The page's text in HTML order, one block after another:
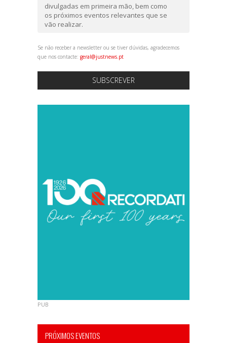
divulgadas em primeira mão, bem como
os próximos eventos relevantes que se
vão realizar.
Se não receber a newsletter ou se tiver dúvidas, agradecemos
que nos contacte: geral@justnews.pt
SUBSCREVER
PUB
PRÓXIMOS EVENTOS